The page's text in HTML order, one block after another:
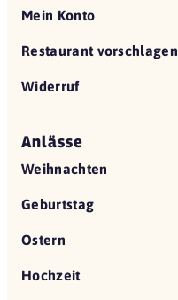
Mein Konto
Restaurant vorschlagen
Widerruf
Anlässe
Weihnachten
Geburtstag
Ostern
Hochzeit